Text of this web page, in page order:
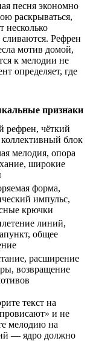
песня экономно
раскрываться,
несколько
сливаются. Рефрен
мотив домой,
к мелодии не
определяет, где
признаки
рефрен, чёткий
блок
мелодия, опора
широкие
форма,
импульс,
крючки
линий,
общее
расширение
возвращение
текст на
и не
мелодию на
— ядро должно